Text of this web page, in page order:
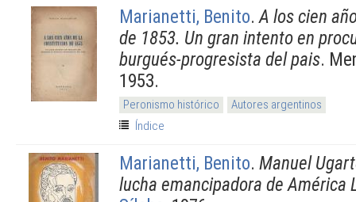
Marianetti, Benito. A los cien
de 1853. Un gran intento en
burgués-progresista del pais.
1953.
Peronismo histórico
Autores argentinos
Índice
Marianetti, Benito. Manuel
lucha emancipadora de América